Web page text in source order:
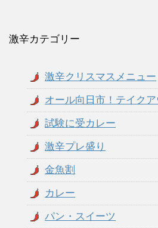
激辛カテゴリー
激辛クリスマスメニュー
オール向日市！テイク
試験に受カレー
激辛プレ盛り
金魚割
カレー
パン・スイーツ